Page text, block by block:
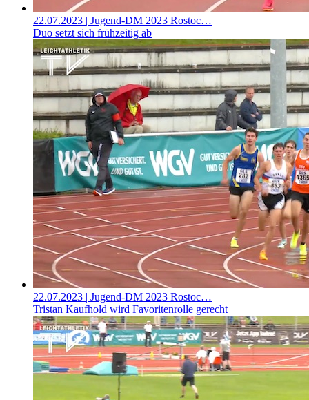
22.07.2023 | Jugend-DM 2023 Rostoc…
Duo setzt sich frühzeitig ab
22.07.2023 | Jugend-DM 2023 Rostoc…
Tristan Kaufhold wird Favoritenrolle gerecht